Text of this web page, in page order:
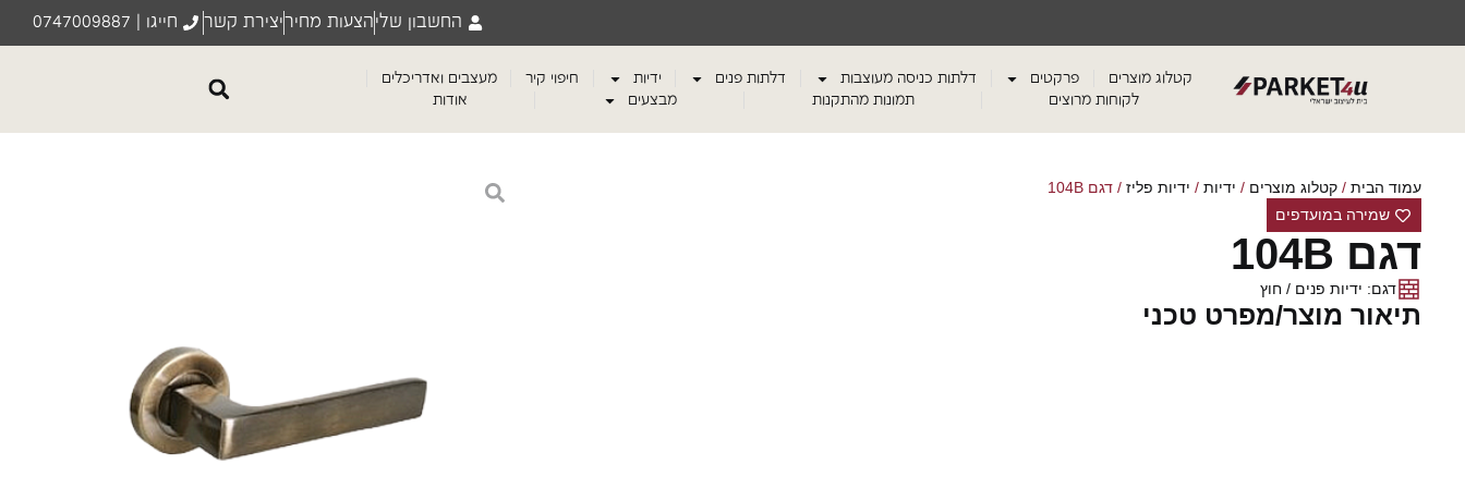
החשבון שליהצעות מחיריצירת קשר חייגו | 0747009887
קטלוג מוצרים פרקטים דלתות כניסה מעוצבות דלתות פנים ידיות חיפוי קיר
מעצבים ואדריכלים
לקוחות מרוצים
תמונות מהתקנות מבצעים אודות
עמוד הבית / קטלוג מוצרים / ידיות / ידיות פליז / דגם 104B
שמירה במועדפים
דגם 104B
דגם: ידיות פנים / חוץ
תיאור מוצר/מפרט טכני